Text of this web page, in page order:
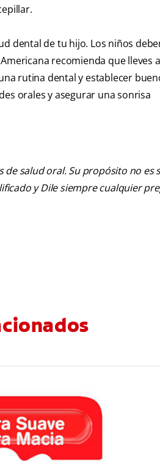
dental de tu hijo. Los niños
recomienda que lleves a
rutina dental y establecer
orales y asegurar una sonrisa
salud oral. Su propósito no
y Dile siempre cualquier